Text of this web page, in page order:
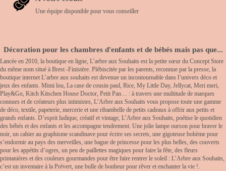
Une équipe disponible pour vous conseiller
Décoration pour les chambres d'enfants et de bébés mais pas que...
Lancée en 2010, la boutique en ligne, L’arbre aux Souhaits est la petite sœur du Concept Store
du même nom situé à Brest -Finistère. Plébiscitée par les parents, reconnue par la presse, la
boutique internet L’arbre aux souhaits est devenue un incontournable dans l’univers déco et
jeux des enfants. Mimi lou, La case de cousin paul, Rice, My Little Day, Jellycat, Meri meri,
Play&Go, Kitch Kitschen House Doctor, Petit Pan… : à travers une multitude de marques
connues et de créateurs plus intimistes, L’Arbre aux Souhaits vous propose toute une gamme
de déco, textile, papeterie, mercerie et une ribambelle de petits cadeaux à offrir aux petits et
grands enfants. D’esprit ludique, créatif et vintage, L’Arbre aux Souhaits, poétise le quotidien
des bébés et des enfants et les accompagne tendrement. Une jolie lampe ourson pour braver le
noir, un cahier au graphisme scandinave pour écrire ses secrets, une gigoteuse bohème pour
s’endormir au pays des merveilles, une bague de princesse pour les plus belles, des couverts
pour les appétits d’ogres, un peu de paillettes magiques pour faire la fête, des fleurs
printanières et des couleurs gourmandes pour être faire rentrer le soleil : L’Arbre aux Souhaits,
c’est un inventaire à la Prévert, une bulle de bonheur pour rêver et enchanter la vie !.